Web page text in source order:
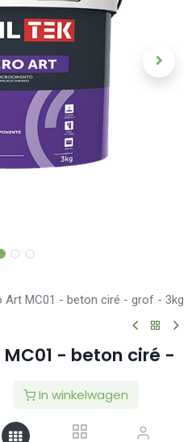
In winkelwagen
Art MC01 - beton ciré - grof - 3kg
- beton ciré -
in het Secil